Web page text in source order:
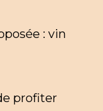
: vin
profiter